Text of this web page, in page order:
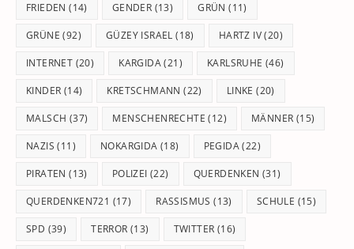
FRIEDEN (14) GENDER (13) GRÜN (11)
GRÜNE (92) GÜZEY ISRAEL (18) HARTZ IV(20)
INTERNET (20) KARGIDA(21) KARLSRUHE (46)
KINDER (14) KRETSCHMANN (22) LINKE (20)
MALSCH (37) MENSCHENRECHTE (12) MÄNNER (15)
NAZIS (11) NOKARGIDA (18) PEGIDA(22)
PIRATEN (13) POLIZEI (22) QUERDENKEN (31)
QUERDENKEN721 (17) RASSISMUS (13) SCHULE (15)
SPD (39) TERROR (13) TWITTER (16)